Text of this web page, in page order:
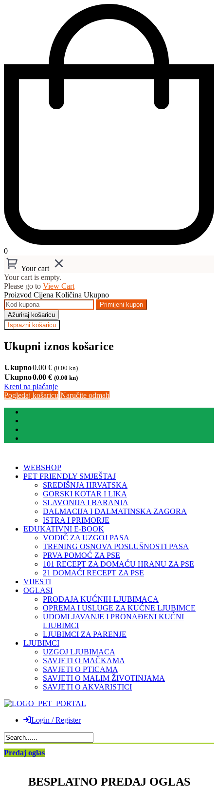
0
Your cart
Your cart is empty.
Please go to View Cart
Proizvod Cijena Količina Ukupno
Primijeni kupon
Ažuriraj košaricu
Isprazni košaricu
Ukupni iznos košarice
Ukupno0.00 € (0.00 kn)
Ukupno0.00 € (0.00 kn)
Kreni na plaćanje
Pogledaj košaricu Naručite odmah
WEBSHOP
PET FRIENDLY SMJEŠTAJ
SREDIŠNJA HRVATSKA
GORSKI KOTAR I LIKA
SLAVONIJA I BARANJA
DALMACIJA I DALMATINSKA ZAGORA
ISTRA I PRIMORJE
EDUKATIVNI E-BOOK
VODIČ ZA UZGOJ PASA
TRENING OSNOVA POSLUŠNOSTI PASA
PRVA POMOĆ ZA PSE
101 RECEPT ZA DOMAĆU HRANU ZA PSE
21 DOMAĆI RECEPT ZA PSE
VIJESTI
OGLASI
PRODAJA KUĆNIH LJUBIMACA
OPREMA I USLUGE ZA KUĆNE LJUBIMCE
UDOMLJAVANJE I PRONAĐENI KUĆNI
LJUBIMCI
LJUBIMCI ZA PARENJE
LJUBIMCI
UZGOJ LJUBIMACA
SAVJETI O MAČKAMA
SAVJETI O PTICAMA
SAVJETI O MALIM ŽIVOTINJAMA
SAVJETI O AKVARISTICI
Login / Register
Predaj oglas
BESPLATNO PREDAJ OGLAS